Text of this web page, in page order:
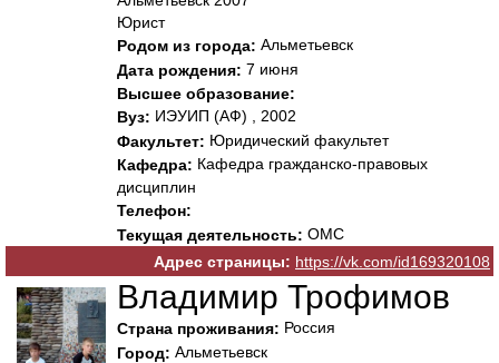
Юрист
Родом из города: Альметьевск
Дата рождения: 7 июня
Высшее образование:
Вуз: ИЭУИП (АФ) , 2002
Факультет: Юридический факультет
Кафедра: Кафедра гражданско-правовых
дисциплин
Телефон:
Текущая деятельность: ОМС
Адрес страницы: https://vk.com/id169320108
Владимир Трофимов
Страна проживания: Россия
Город: Альметьевск